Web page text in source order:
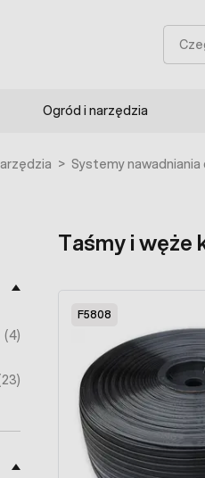
Szukaj
Ogród i narzędzia
> Systemy
(4)
Taśmy i węże
F5808